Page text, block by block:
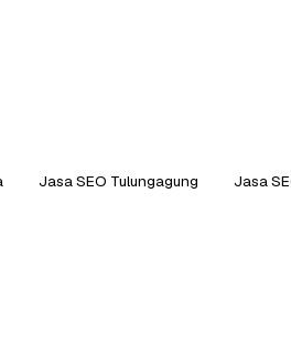
Jasa SEO Tulungagung Jasa